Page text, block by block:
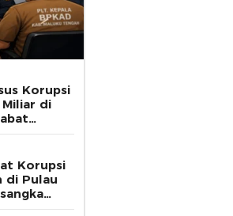
Korupsi
Miliar di
Korupsi
di Pulau